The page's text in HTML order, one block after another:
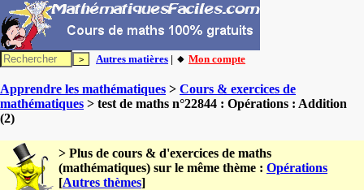
Autres matières | 🔸 Mon compte
Apprendre les mathématiques > Cours & exercices de
mathématiques > test de maths n°22844 : Opérations : Addition
(2)
> Plus de cours & d'exercices de maths
(mathématiques) sur le même thème : Opérations
[Autres thèmes]